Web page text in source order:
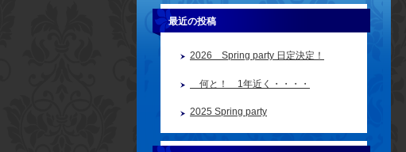
最近の投稿
2026 Spring party 日定決定！
何と！ 1年近く・・・・
2025 Spring party